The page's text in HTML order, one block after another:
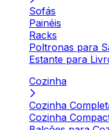
Sofás
Painéis
Racks
Poltronas para
Estante para
Cozinha
Cozinha
Cozinha